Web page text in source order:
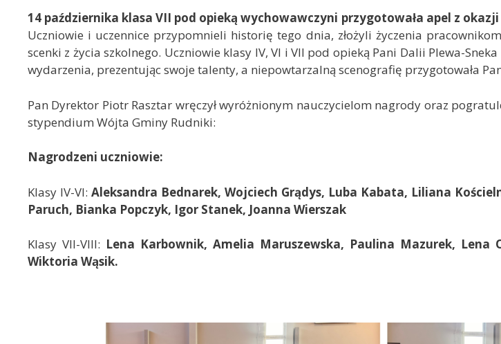
14 października klasa VII pod opieką wychowawczyni przygotowała apel z
Uczniowie i uczennice przypomnieli historię tego dnia, złożyli życzenia
scenki z życia szkolnego. Uczniowie klasy IV, VI i VII pod opieką Pani Dalii Plewa-
wydarzenia, prezentując swoje talenty, a niepowtarzalną scenografię przygotowała
Pan Dyrektor Piotr Rasztar wręczył wyróżnionym nauczycielom nagrody oraz
stypendium Wójta Gminy Rudniki:
Nagrodzeni uczniowie:
Klasy IV-VI: Aleksandra Bednarek, Wojciech Grądys, Luba Kabata, Liliana
Paruch, Bianka Popczyk, Igor Stanek, Joanna Wierszak
Klasy VII-VIII: Lena Karbownik, Amelia Maruszewska, Paulina Mazurek, Lena
Wiktoria Wąsik.